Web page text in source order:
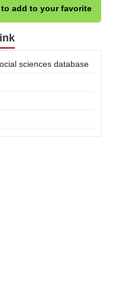
add to your favorite
sciences database